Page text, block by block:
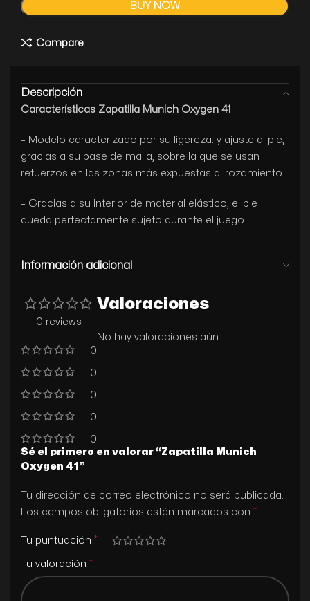
BUY NOW
Compare
Descripción
Características Zapatilla Munich Oxygen 41
– Modelo caracterizado por su ligereza. y ajuste al pie,
gracias a su base de malla, sobre la que se usan
refuerzos en las zonas más expuestas al rozamiento.
– Gracias a su interior de material elástico, el pie
queda perfectamente sujeto durante el juego
Información adicional
0 reviews
0
0
0
0
0
Valoraciones
No hay valoraciones aún.
Sé el primero en valorar “Zapatilla Munich
Oxygen 41”
Tu dirección de correo electrónico no será publicada.
Los campos obligatorios están marcados con *
Tu puntuación *
Tu valoración *